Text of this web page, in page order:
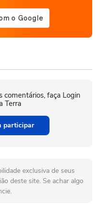
comentários, faça Login
Terra
participar
exclusiva de seus
deste site. Se achar algo